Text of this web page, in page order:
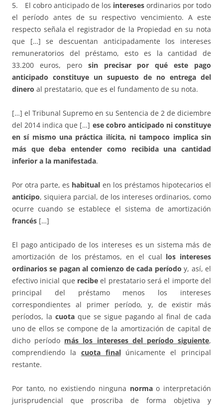
5. El cobro anticipado de los intereses ordinarios por todo
el período antes de su respectivo vencimiento. A este
respecto señala el registrador de la Propiedad en su nota
que […] se descuentan anticipadamente los intereses
remuneratorios del préstamo, esto es la cantidad de
33.200 euros, pero sin precisar por qué este pago
anticipado constituye un supuesto de no entrega del
dinero al prestatario, que es el fundamento de su nota.
[…] el Tribunal Supremo en su Sentencia de 2 de diciembre
del 2014 indica que […] ese cobro anticipado ni constituye
en sí mismo una práctica ilícita, ni tampoco implica sin
más que deba entender como recibida una cantidad
inferior a la manifestada.
Por otra parte, es habitual en los préstamos hipotecarios el
anticipo, siquiera parcial, de los intereses ordinarios, como
ocurre cuando se establece el sistema de amortización
francés […]
El pago anticipado de los intereses es un sistema más de
amortización de los préstamos, en el cual los intereses
ordinarios se pagan al comienzo de cada período y, así, el
efectivo inicial que recibe el prestatario será el importe del
principal del préstamo menos los intereses
correspondientes al primer período, y, de existir más
períodos, la cuota que se sigue pagando al final de cada
uno de ellos se compone de la amortización de capital de
dicho período más los intereses del período siguiente,
comprendiendo la cuota finalúnicamente el principal
restante.
Por tanto, no existiendo ninguna normao interpretación
jurisprudencial que proscriba de forma objetiva y